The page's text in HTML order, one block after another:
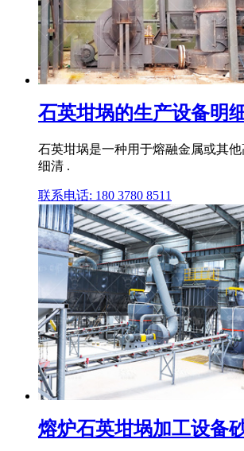
石英坩埚的生产设备明
石英坩埚是一种用于熔融金属或其
细清 .
联系电话: 180 3780 8511
熔炉石英坩埚加工设备